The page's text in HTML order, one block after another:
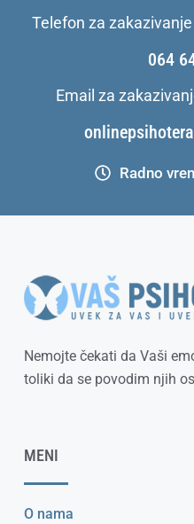
Telefon za
064
Email za
Radno
Nemojte čekati da Vaši
toliki da se povodim njih
MENI
O nama